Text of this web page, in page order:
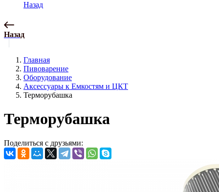
Назад
Назад
Главная
Пивоварение
Оборудование
Аксессуары к Емкостям и ЦКТ
Терморубашка
Терморубашка
Поделиться с друзьями: